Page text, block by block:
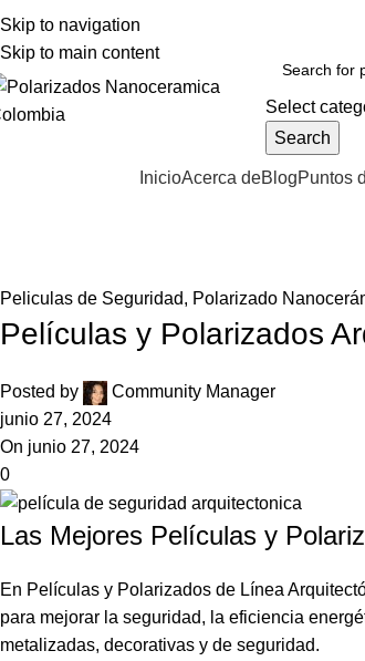
Skip to navigation
Skip to main content
VENTAS:+57 310 374 7086
Select
Search
InicioAcerca deBlogPuntos
Peliculas de Seguridad, Polarizado
Películas y Polarizados
Posted by
Community Manager
junio 27, 2024
On junio 27, 2024
0
Las Mejores Películas y
En Películas y Polarizados de Línea
para mejorar la seguridad, la eficiencia
metalizadas, decorativas y de seguridad.